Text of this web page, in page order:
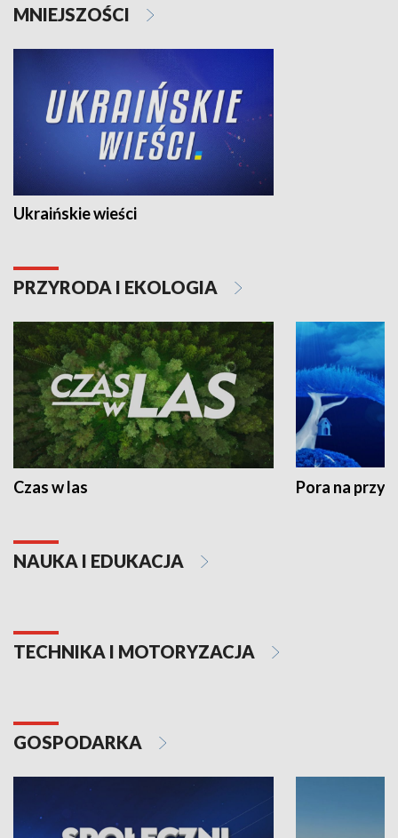
MNIEJSZOŚCI
Ukraińskie wieści
PRZYRODA I EKOLOGIA
Czas w las Pora na
NAUKA I EDUKACJA
TECHNIKA I MOTORYZACJA
GOSPODARKA